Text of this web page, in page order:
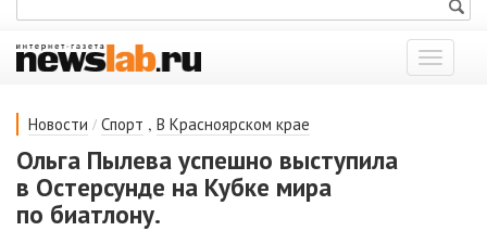
Показать
меню
Новости / Спорт , В Красноярском крае
Ольга Пылева успешно выступила
в Остерсунде на Кубке мира
по биатлону.